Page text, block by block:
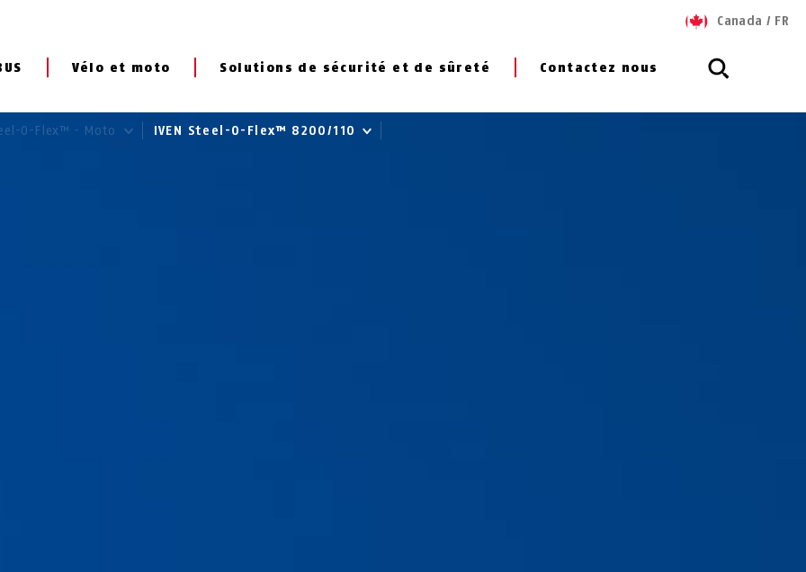
Vélo et moto Solutions de sécurité et de sûreté Contactez nous
Canada / FR
O-Flex™ - Moto IVEN Steel-O-Flex™ 8200/110